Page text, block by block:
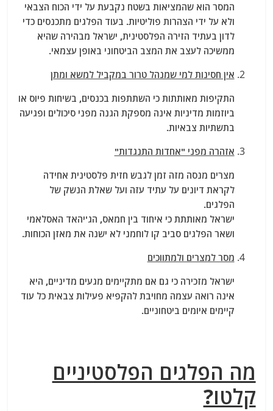
המסר הוא שהמציאות בשטח נקבעת על ידי הכוח הצבאי
ולא על ידי הצהרות פוליטיות. בעוד הפלגים מתכנסים כדי
לדון בעתיד הזירה הפלסטינית, ישראל מבהירה שהיא
ממשיכה לעצב את המצב הביטחוני באופן עצמאי.
אין חסינות למי שמנהל טרור במקביל למשא ומתן
התקיפות מאותתות כי השתתפות בכנסים, בשיחות פיוס או
ביוזמות מדיניות אינה מספקת הגנה מפני סיכולים ופגיעה
בתשתיות צבאיות.
אזהרה מפני "אחדות התנגדות"
מצרים מנסה מזה זמן לגבש חזית פלסטינית אחידה
לקראת דיונים על עתיד עזה ועל שאלת הנשק של
הפלגים.
ישראל מאותתת כי איחוד בין חמאס, הג'יהאד האסלאמי
ושאר הפלגים סביב קו לוחמני לא ישנה את מאזן הכוחות.
מסר למצרים ולמתווכים
ישראל מזכירה כי גם אם מתקיימים מגעים מדיניים, היא
אינה רואה עצמה מחויבת להקפיא פעילות צבאית כל עוד
קיימים איומים ביטחוניים.
מה הפלגים הפלסטיניים
קלטו?